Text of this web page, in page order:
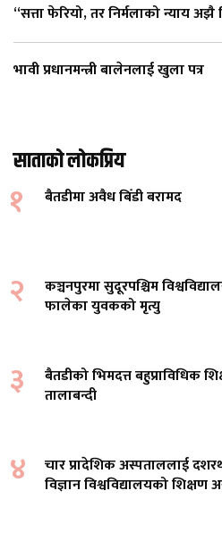
“सत्ता फेरियो, तर निर्मलाको न्याय अझै
भावी प्रधानमन्त्री बालेनलाई खुला पत्र
साताको लोकप्रिय
१ बैतडीमा अवैध बिँडी बरामद
२
कञ्चनपुरमा सुदूरपश्चिम
फालेका युवकको मृत्यु
३
बैतडीको भिमदत्त बहुप्राविधिक
तालाबन्दी
४
चार प्रादेशिक अस्पताललाई
विज्ञान विश्वविद्यालयको शिक्षण